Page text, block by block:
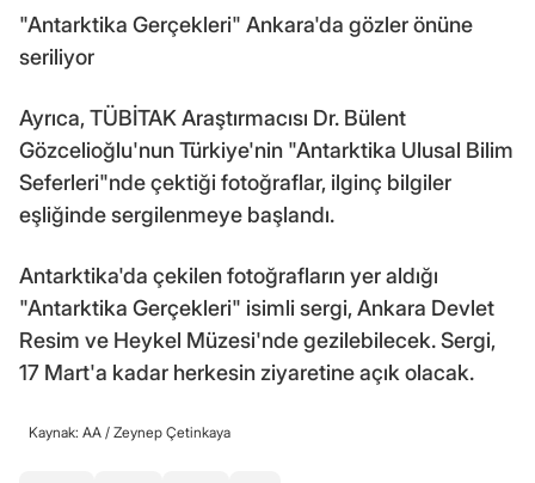
"Antarktika Gerçekleri" Ankara'da gözler önüne
seriliyor
Ayrıca, TÜBİTAK Araştırmacısı Dr. Bülent
Gözcelioğlu'nun Türkiye'nin "Antarktika Ulusal Bilim
Seferleri"nde çektiği fotoğraflar, ilginç bilgiler
eşliğinde sergilenmeye başlandı.
Antarktika'da çekilen fotoğrafların yer aldığı
"Antarktika Gerçekleri" isimli sergi, Ankara Devlet
Resim ve Heykel Müzesi'nde gezilebilecek. Sergi,
17 Mart'a kadar herkesin ziyaretine açık olacak.
Kaynak: AA / Zeynep Çetinkaya